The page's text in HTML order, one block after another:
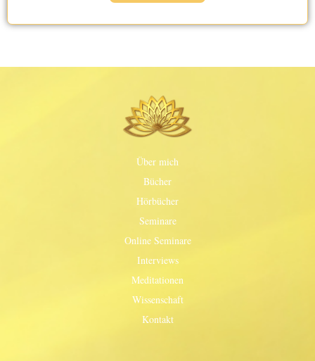
Über mich
Bücher
Hörbücher
Seminare
Online Seminare
Interviews
Meditationen
Wissenschaft
Kontakt